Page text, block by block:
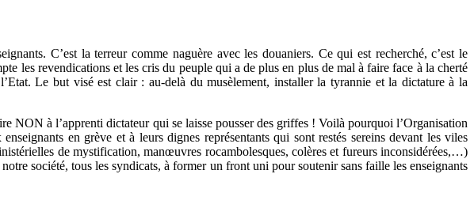
C’est la terreur comme naguère avec les douaniers. Ce qui est recherché, c’est le
les revendications et les cris du peuple qui a de plus en plus de mal à faire face à la cherté
Le but visé est clair : au-delà du musèlement, installer la tyrannie et la dictature à la
à l’apprenti dictateur qui se laisse pousser des griffes ! Voilà pourquoi l’Organisation
en grève et à leurs dignes représentants qui sont restés sereins devant les viles
de mystification, manœuvres rocambolesques, colères et fureurs inconsidérées,…)
société, tous les syndicats, à former un front uni pour soutenir sans faille les enseignants